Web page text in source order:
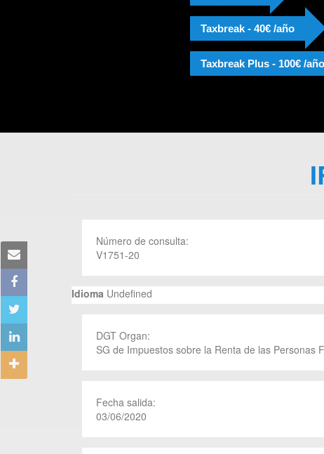
Taxbreak - 40€ /año
Taxbreak Plus - 100€ /año
Número de consulta:
V1751-20
Idioma Undefined
DGT Organ:
SG de Impuestos sobre la Renta de las Personas
Fecha salida:
03/06/2020